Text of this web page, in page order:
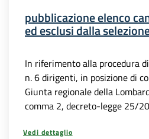
pubblicazione elenco
ed esclusi dalla
In riferimento alla procedura
n. 6 dirigenti, in posizione di
Giunta regionale della
comma 2, decreto-legge 25/
Vedi dettaglio